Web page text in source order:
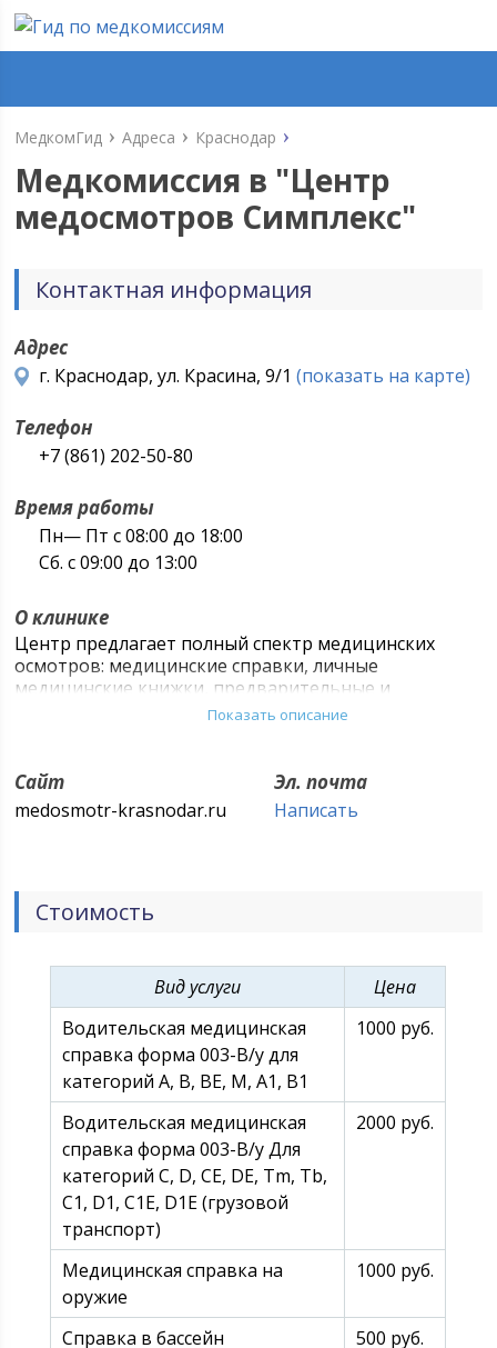
МедкомГид Адреса Краснодар
Медкомиссия в "Центр
медосмотров Симплекс"
Контактная информация
Адрес
г. Краснодар, ул. Красина, 9/1(показать на карте)
Телефон
+7 (861) 202-50-80
Время работы
Пн— Пт с 08:00 до 18:00
Сб. с 09:00 до 13:00
О клинике
Центр предлагает полный спектр медицинских
осмотров: медицинские справки, личные
медицинские книжки, предварительные и
периодические медицинские осмотры,
В медицинском центре созданы все условия
(наличие всех необходимых врачей специалистов,
Показать описание
Сайт
medosmotr-krasnodar.ru
Эл. почта
Написать
Стоимость
Вид услуги
Цена
Водительская медицинская
справка форма 003-В/у для
категорий A, B, BE, M, A1, B1
1000 руб.
Водительская медицинская
справка форма 003-В/у Для
категорий C, D, CE, DE, Tm, Tb,
C1, D1, C1E, D1E (грузовой
транспорт)
2000 руб.
Медицинская справка на
оружие
1000 руб.
Справка в бассейн
500 руб.